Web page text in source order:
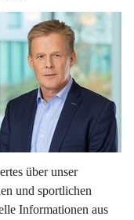
über unser
und sportlichen
Informationen aus